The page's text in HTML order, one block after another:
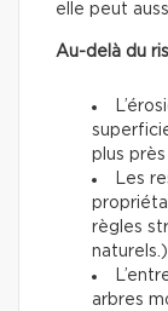
elle peut
Au-delà du
plus
Les
règles
naturels.)
arbres